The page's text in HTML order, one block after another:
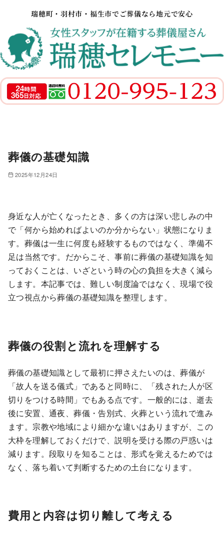
瑞穂町・羽村市・福生市でご葬儀なら地元で安心
葬儀の基礎知識
2025年12月24日
身近な人が亡くなったとき、多くの方は深い悲しみの中
で「何から始めればよいのか分からない」状態になりま
す。葬儀は一生に何度も経験するものではなく、準備不
足は当然です。だからこそ、事前に葬儀の基礎知識を知
っておくことは、いざという時の心の負担を大きく減ら
します。本記事では、難しい制度論ではなく、現場で役
立つ視点から葬儀の基礎知識を整理します。
葬儀の役割と流れを理解する
葬儀の基礎知識として最初に押さえたいのは、葬儀が
「故人を送る儀式」であると同時に、「残された人が区
切りをつける時間」でもある点です。一般的には、逝去
後に安置、通夜、葬儀・告別式、火葬という流れで進み
ます。宗教や地域により細かな違いはありますが、この
大枠を理解しておくだけで、説明を受ける際の戸惑いは
減ります。段取りを知ることは、形式を覚えるためでは
なく、落ち着いて判断するための土台になります。
費用と内容は切り離して考える